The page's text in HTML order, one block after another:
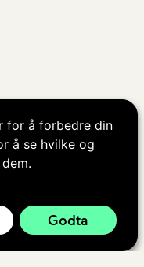
for å forbedre din
å se hvilke og
Godta
rettigheter